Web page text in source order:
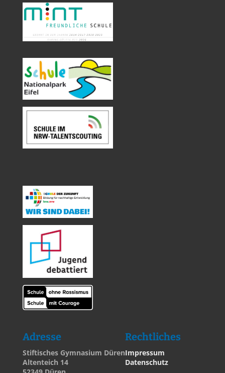
Adresse
Stiftisches Gymnasium Düren
Altenteich 14
Rechtliches
Impressum
Datenschutz